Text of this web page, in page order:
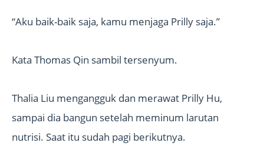
“Aku baik-baik saja, kamu menjaga Prilly saja.”
Kata Thomas Qin sambil tersenyum.
Thalia Liu mengangguk dan merawat Prilly Hu,
sampai dia bangun setelah meminum larutan
nutrisi. Saat itu sudah pagi berikutnya.